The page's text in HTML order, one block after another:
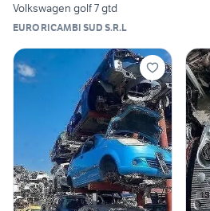
Volkswagen golf 7 gtd
EURO RICAMBI SUD S.R.L